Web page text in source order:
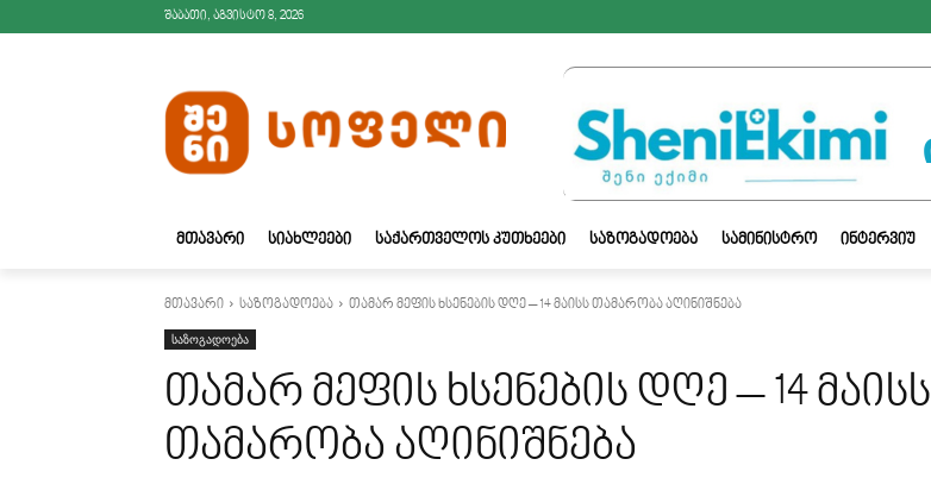
შაბათი, აგვისტო 8, 2026
ᲛᲗᲐᲕᲐᲠᲘ ᲡᲘᲐᲮᲚᲔᲔᲑᲘ ᲡᲐᲥᲐᲠᲗᲕᲔᲚᲝᲡ ᲙᲣᲗᲮᲔᲔᲑᲘ ᲡᲐᲖᲝᲒᲐᲓᲝᲔᲑᲐ ᲡᲐᲛᲘᲜᲘᲡᲢᲠᲝ ᲘᲜᲢᲔᲠᲕᲘᲣ
მთავარი საზოგადოება თამარ მეფის ხსენების დღე – 14 მაისს თამარობა აღინიშნება
საზოგადოება
თამარ მეფის ხსენების დღე – 14 მაისს
თამარობა აღინიშნება